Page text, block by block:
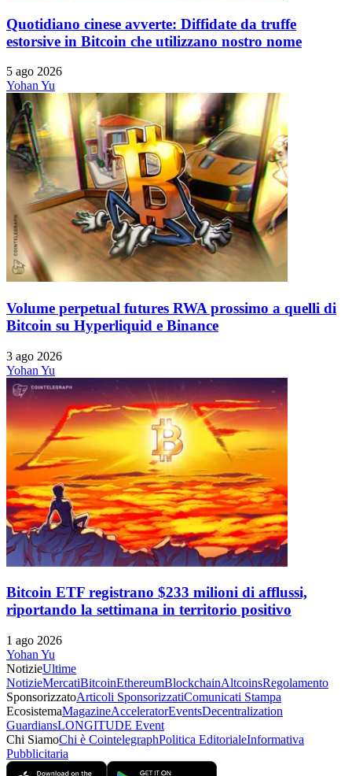
Quotidiano cinese avverte: Diffidate da truffe
estorsive in Bitcoin che utilizzano nostro nome
5 ago 2026
Yohan Yu
Volume perpetual futures RWA prossimo a quelli di
Bitcoin su Hyperliquid e Binance
3 ago 2026
Yohan Yu
Bitcoin ETF registrano $233 milioni di afflussi,
riportando la settimana in territorio positivo
1 ago 2026
Yohan Yu
NotizieUltime
NotizieMercatiBitcoinEthereumBlockchainAltcoinsRegolamento
SponsorizzatoArticoli SponsorizzatiComunicati Stampa
EcosistemaMagazineAcceleratorEventsDecentralization
GuardiansLONGITUDE Event
Chi SiamoChi è CointelegraphPolitica EditorialeInformativa
Pubblicitaria